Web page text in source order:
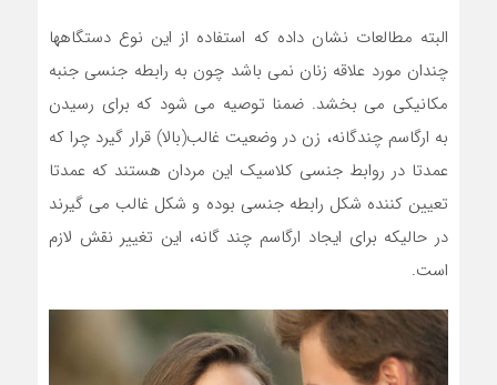
البته مطالعات نشان داده که استفاده از این نوع دستگاهها
چندان مورد علاقه زنان نمی باشد چون به رابطه جنسی جنبه
مکانیکی می بخشد. ضمنا توصیه می شود که برای رسیدن
به ارگاسم چندگانه، زن در وضعیت غالب(بالا) قرار گیرد چرا که
عمدتا در روابط جنسی کلاسیک این مردان هستند که عمدتا
تعیین کننده شکل رابطه جنسی بوده و شکل غالب می گیرند
در حالیکه برای ایجاد ارگاسم چند گانه، این تغییر نقش لازم
است.